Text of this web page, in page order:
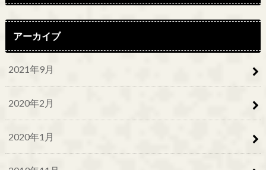
アーカイブ
2021年9月
2020年2月
2020年1月